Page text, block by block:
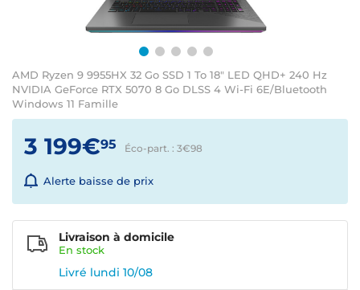
AMD Ryzen 9 9955HX 32 Go SSD 1 To 18" LED QHD+ 240 Hz
NVIDIA GeForce RTX 5070 8 Go DLSS 4 Wi-Fi 6E/Bluetooth
Windows 11 Famille
3 199€95 Éco-part. : 3€98
Alerte baisse de prix
Livraison à domicile
En stock
Livré lundi 10/08